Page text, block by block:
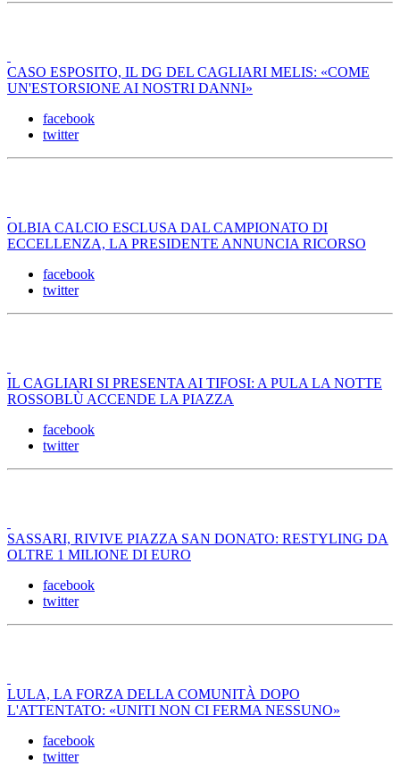
CASO ESPOSITO, IL DG DEL CAGLIARI MELIS: «COME
UN'ESTORSIONE AI NOSTRI DANNI»
facebook
twitter
OLBIA CALCIO ESCLUSA DAL CAMPIONATO DI
ECCELLENZA, LA PRESIDENTE ANNUNCIA RICORSO
facebook
twitter
IL CAGLIARI SI PRESENTA AI TIFOSI: A PULA LA NOTTE
ROSSOBLÙ ACCENDE LA PIAZZA
facebook
twitter
SASSARI, RIVIVE PIAZZA SAN DONATO: RESTYLING DA
OLTRE 1 MILIONE DI EURO
facebook
twitter
LULA, LA FORZA DELLA COMUNITÀ DOPO
L'ATTENTATO: «UNITI NON CI FERMA NESSUNO»
facebook
twitter